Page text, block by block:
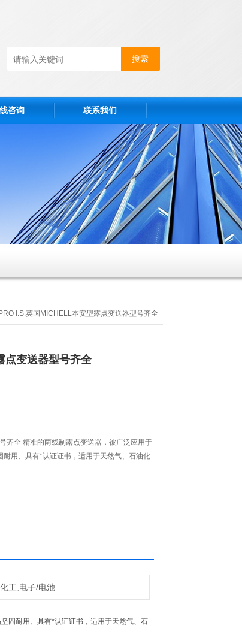
咨询 联系我们
I.S.英国MICHELL本安型露点变送器型号齐全
变送器型号齐全
齐全 精准的两线制露点变送器，被广泛应用于
用、具有*认证证书，适用于天然气、石油化
工,电子/电池
固耐用、具有*认证证书，适用于天然气、石